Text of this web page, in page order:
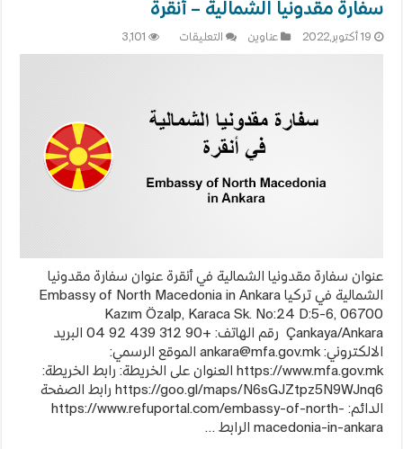
سفارة مقدونيا الشمالية – أنقرة
19 أكتوبر,2022 عناوين التعليقات
سفارة
أنقرة
مغلقة
3,101
عنوان سفارة مقدونيا الشمالية في أنقرة عنوان سفارة مقدونيا
الشمالية في تركيا Embassy of North Macedonia in Ankara
Kazım Özalp, Karaca Sk. No:24 D:5-6, 06700
Çankaya/Ankara رقم الهاتف: +90 312 439 92 04 البريد
الالكتروني:ankara@mfa.gov.mk الموقع الرسمي:
https://www.mfa.gov.mk العنوان على الخريطة: رابط الخريطة:
https://goo.gl/maps/N6sGJZtpz5N9WJnq6 رابط الصفحة
الدائم: https://www.refuportal.com/embassy-of-north-
macedonia-in-ankara الرابط …